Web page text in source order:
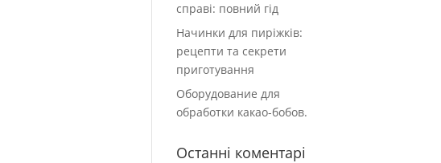
справі: повний гід
Начинки для пиріжків:
рецепти та секрети
приготування
Оборудование для
обработки какао-бобов.
Останні коментарі